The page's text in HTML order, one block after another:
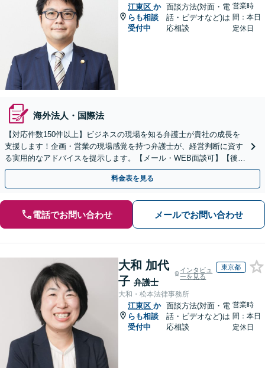
江東区 か
らも相談
受付中
面談方法(対面・電
話・ビデオなど)は
応相談
営業時
間：本日
定休日
海外法人・国際法
【対応件数150件以上】ビジネスの現場を知る弁護士が貴社の成長を
支援します！企画・営業の現場感覚を持つ弁護士が、経営判断に資す
る実用的なアドバイスを提示します。【メール・WEB面談可】【後払
い利用可】
料金表を見る
電話でお問い合わせ メールでお問い合わせ
大和 加代
子 弁護士
インタビュ
ーを見る
東京都
大和・松本法律事務所
江東区 か
らも相談
受付中
面談方法(対面・電
話・ビデオなど)は
応相談
営業時
間：本日
定休日